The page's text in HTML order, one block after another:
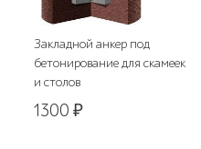
Закладной анкер под
бетонирование для скамеек
и столов
1300₽